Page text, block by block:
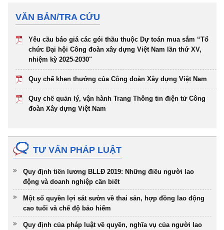
VĂN BẢN/TRA CỨU
Yêu cầu báo giá các gói thầu thuộc Dự toán mua sắm “Tổ
chức Đại hội Công đoàn xây dựng Việt Nam lần thứ XV,
nhiệm kỳ 2025-2030"
Quy chế khen thưởng của Công đoàn Xây dựng Việt Nam
Quy chế quản lý, vận hành Trang Thông tin điện tử Công
đoàn Xây dựng Việt Nam
TƯ VẤN PHÁP LUẬT
Quy định tiền lương BLLĐ 2019: Những điều người lao
động và doanh nghiệp cần biết
Một số quyền lợi sát sườn về thai sản, hợp đồng lao động
cao tuổi và chế độ bảo hiểm
Quy định của pháp luật về quyền, nghĩa vụ của người lao